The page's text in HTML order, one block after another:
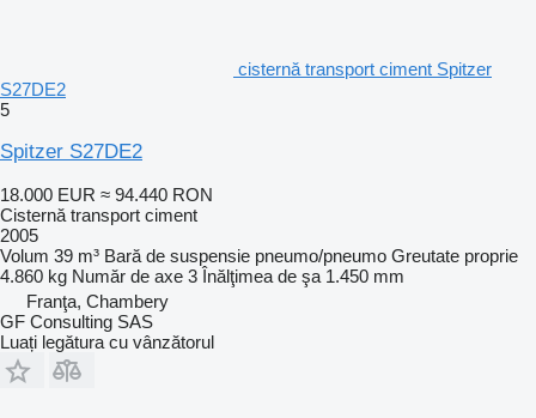
cisternă transport ciment Spitzer
S27DE2
5
Spitzer S27DE2
18.000 EUR ≈ 94.440 RON
Cisternă transport ciment
2005
Volum 39 m³ Bară de suspensie pneumo/pneumo Greutate proprie
4.860 kg Număr de axe 3 Înălţimea de şa 1.450 mm
Franţa, Chambery
GF Consulting SAS
Luați legătura cu vânzătorul